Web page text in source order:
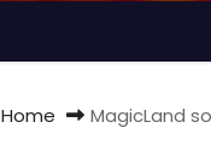
Home MagicLand